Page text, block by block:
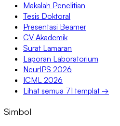
Makalah Penelitian
Tesis Doktoral
Presentasi Beamer
CV Akademik
Surat Lamaran
Laporan Laboratorium
NeurIPS 2026
ICML 2026
Lihat semua 71 templat →
Simbol